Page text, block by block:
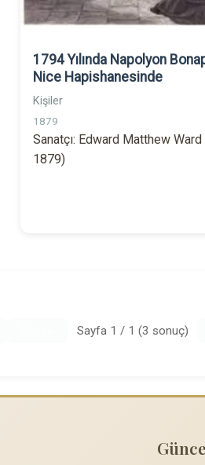
1794 Yılında Napolyon
Nice Hapishanesinde
Kişiler
1879
Sanatçı: Edward Matthew
1879)
Sayfa 1 / 1 (3 sonuç)